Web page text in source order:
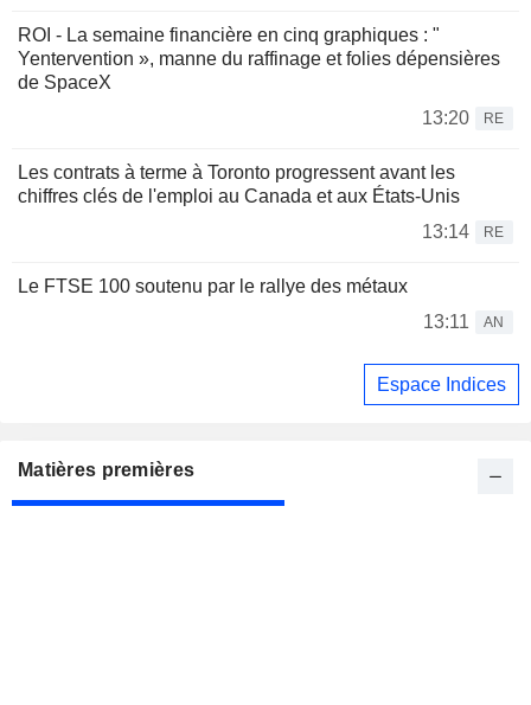
ROI - La semaine financière en cinq graphiques : "
Yentervention », manne du raffinage et folies dépensières
de SpaceX
13:20
RE
Les contrats à terme à Toronto progressent avant les
chiffres clés de l'emploi au Canada et aux États-Unis
13:14
RE
Le FTSE 100 soutenu par le rallye des métaux
13:11
AN
Espace Indices
Matières premières